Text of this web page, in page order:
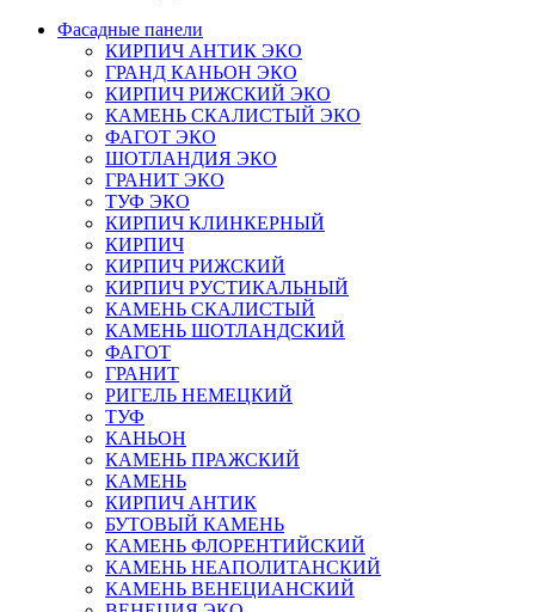
Фасадные панели
КИРПИЧ АНТИК ЭКО
ГРАНД КАНЬОН ЭКО
КИРПИЧ РИЖСКИЙ ЭКО
КАМЕНЬ СКАЛИСТЫЙ ЭКО
ФАГОТ ЭКО
ШОТЛАНДИЯ ЭКО
ГРАНИТ ЭКО
ТУФ ЭКО
КИРПИЧ КЛИНКЕРНЫЙ
КИРПИЧ
КИРПИЧ РИЖСКИЙ
КИРПИЧ РУСТИКАЛЬНЫЙ
КАМЕНЬ СКАЛИСТЫЙ
КАМЕНЬ ШОТЛАНДСКИЙ
ФАГОТ
ГРАНИТ
РИГЕЛЬ НЕМЕЦКИЙ
ТУФ
КАНЬОН
КАМЕНЬ ПРАЖСКИЙ
КАМЕНЬ
КИРПИЧ АНТИК
БУТОВЫЙ КАМЕНЬ
КАМЕНЬ ФЛОРЕНТИЙСКИЙ
КАМЕНЬ НЕАПОЛИТАНСКИЙ
КАМЕНЬ ВЕНЕЦИАНСКИЙ